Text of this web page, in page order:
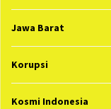
Jawa Barat
Korupsi
Kosmi Indonesia